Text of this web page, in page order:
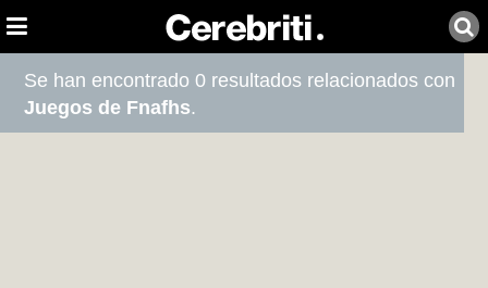
Se han encontrado 0 resultados relacionados con
Juegos de Fnafhs.